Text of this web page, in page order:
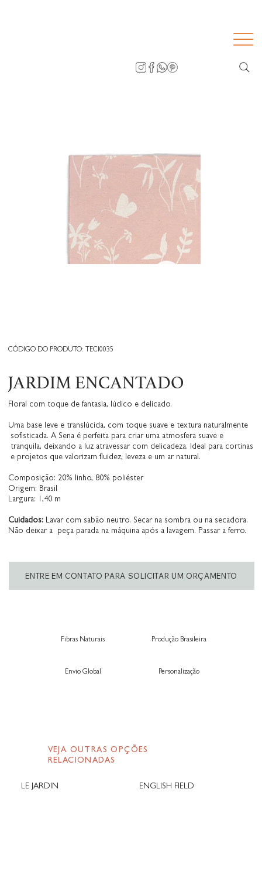
CÓDIGO DO PRODUTO: TECI0035
JARDIM ENCANTADO
Floral com toque de fantasia, lúdico e delicado.
Uma base leve e translúcida, com toque suave e textura naturalmente
sofisticada. A Sena é perfeita para criar uma atmosfera suave e
tranquila, deixando a luz atravessar com delicadeza. Ideal para cortinas
e projetos que valorizam fluidez, leveza e um ar natural.
Composição: 20% linho, 80% poliéster
Origem: Brasil
Largura: 1,40 m
Cuidados: Lavar com sabão neutro. Secar na sombra ou na secadora.
Não deixar a peça parada na máquina após a lavagem. Passar a ferro.
ENTRE EM CONTATO PARA SOLICITAR UM ORÇAMENTO
Fibras Naturais Produção Brasileira
Envio Global Personalização
VEJA OUTRAS OPÇÕES
RELACIONADAS
LE JARDIN ENGLISH FIELD